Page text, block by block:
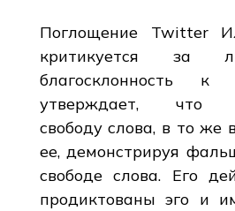
Поглощение Twitter
критикуется за
благосклонность
утверждает, что
свободу слова, в то же
ее, демонстрируя
свободе слова. Его
продиктованы эго и